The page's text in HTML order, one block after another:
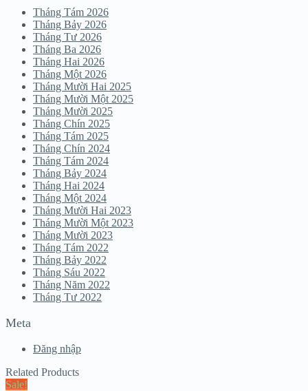
Tháng Tám 2026
Tháng Bảy 2026
Tháng Tư 2026
Tháng Ba 2026
Tháng Hai 2026
Tháng Một 2026
Tháng Mười Hai 2025
Tháng Mười Một 2025
Tháng Mười 2025
Tháng Chín 2025
Tháng Tám 2025
Tháng Chín 2024
Tháng Tám 2024
Tháng Bảy 2024
Tháng Hai 2024
Tháng Một 2024
Tháng Mười Hai 2023
Tháng Mười Một 2023
Tháng Mười 2023
Tháng Tám 2022
Tháng Bảy 2022
Tháng Sáu 2022
Tháng Năm 2022
Tháng Tư 2022
Meta
Đăng nhập
Related Products
Sale!